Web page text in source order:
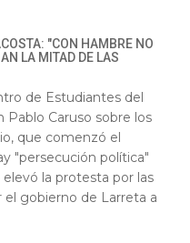
"CON HAMBRE NO
LA MITAD DE LAS
de Estudiantes del
Pablo Caruso sobre los
que comenzó el
"persecución política"
la protesta por las
gobierno de Larreta a